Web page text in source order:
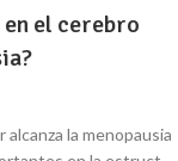
en el cerebro
la menopausia